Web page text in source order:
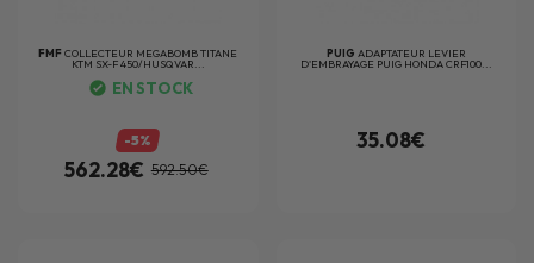
FMFCOLLECTEUR MEGABOMB TITANE
KTM SX-F 450/HUSQVAR...
EN STOCK
-5%
562.28€ 592.50€
PUIG ADAPTATEUR LEVIER
D'EMBRAYAGE PUIG HONDA CRF100...
35.08€